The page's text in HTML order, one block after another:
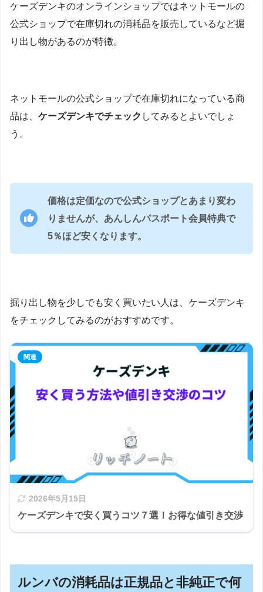
ケーズデンキのオンラインショップではネットモールの
公式ショップで在庫切れの消耗品を販売しているなど掘
り出し物があるのが特徴。
ネットモールの公式ショップで在庫切れになっている商
品は、 ケーズデンキでチェック してみるとよいでしょ
う。
価格は定価なので公式ショップとあまり変わ
りませんが、あんしんパスポート会員特典で
5％ほど安くなります。
掘り出し物を少しでも安く買いたい人は、ケーズデンキ
をチェックしてみるのがおすすめです。
2026年5月15日
ケーズデンキで安く買うコツ７選！お得な値引き交渉
ルンバの消耗品は正規品と非純正で何